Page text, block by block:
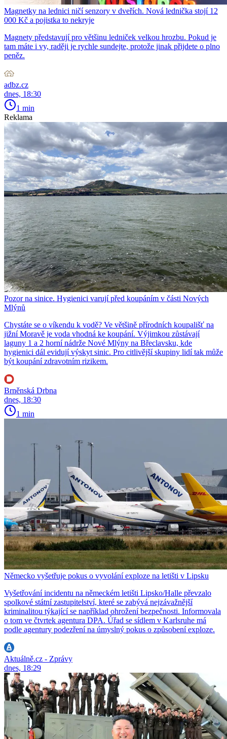
Magnetky na lednici ničí senzory v dveřích. Nová lednička stojí 12
000 Kč a pojistka to nekryje
Magnety představují pro většinu ledniček velkou hrozbu. Pokud je
tam máte i vy, raději je rychle sundejte, protože jinak přijdete o plno
peněz.
adbz.cz
dnes, 18:30
1 min
Reklama
Pozor na sinice. Hygienici varují před koupáním v části Nových
Mlýnů
Chystáte se o víkendu k vodě? Ve většině přírodních koupališť na
jižní Moravě je voda vhodná ke koupání. Výjimkou zůstávají
laguny 1 a 2 horní nádrže Nové Mlýny na Břeclavsku, kde
hygienici dál evidují výskyt sinic. Pro citlivější skupiny lidí tak může
být koupání zdravotním rizikem.
Brněnská Drbna
dnes, 18:30
1 min
Německo vyšetřuje pokus o vyvolání exploze na letišti v Lipsku
Vyšetřování incidentu na německém letišti Lipsko/Halle převzalo
spolkové státní zastupitelství, které se zabývá nejzávažnější
kriminalitou týkající se například ohrožení bezpečnosti. Informovala
o tom ve čtvrtek agentura DPA. Úřad se sídlem v Karlsruhe má
podle agentury podezření na úmyslný pokus o způsobení exploze.
Aktuálně.cz - Zprávy
dnes, 18:29